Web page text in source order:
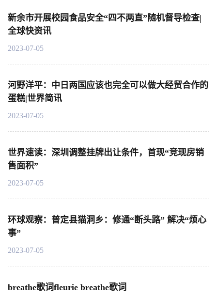
新余市开展校园食品安全“四不两直”随机督导检查|
全球快资讯
2023-07-05
河野洋平：中日两国应该也完全可以做大经贸合作的
蛋糕|世界简讯
2023-07-05
世界速读：深圳调整挂牌出让条件，首现“竞现房销
售面积”
2023-07-05
环球观察：普定县猫洞乡：修通“断头路” 解决“烦心
事”
2023-07-05
breathe歌词fleurie breathe歌词